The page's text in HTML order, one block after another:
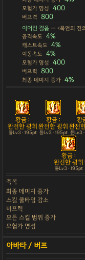
모험가 명성 400
버프력 800
이어진 걸음— <묵언의 진
공격속도
4%
캐스트속도 4%
이동속도 4%
모험가 명성 400
버프력 800
최종 데미지 증가 4%
황금 :
완전한 광휘
튠Lv3 · 195pt
황금 :
완전한 광휘
튠Lv3 · 195pt
황
완전
튠Lv3
황금 :
완전한 광휘
튠Lv3 · 195pt
축복
최종 데미지 증가
스킬 쿨타임 감소
버프력
모든 스킬 범위 증가
모험가 명성